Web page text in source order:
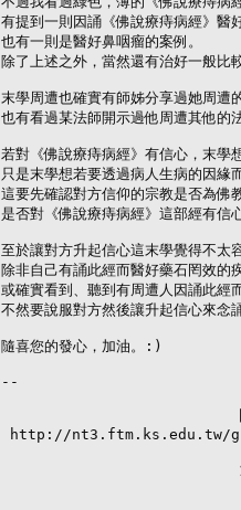
有提到一則因誦《佛說療痔病經》醫
也有一則是醫好鼻咽瘤的案例。
除了上述之外，當然還有治好一般比
末學周遭也確實有師姊分享過她周遭
也有看過某法師開示過他周遭其他的
若對《佛說療痔病經》有信心，末學
只是末學想若要透過病人生病的因緣
這要先確認對方信仰的宗教是否為佛
是否對《佛說療痔病經》這部經有信
至於讓對方升起信心這末學覺得不太
除非自己有誦此經而醫好藥石罔效的
或確實看到、聽到有周遭人因誦此經
不然要說服對方然後讓升起信心來念
隨喜您的發心，加油。:)
--
http://nt3.ftm.ks.edu.tw/